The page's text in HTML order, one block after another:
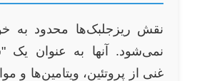
نقش ریزجلبک‌ها محدود به
نمی‌شود. آنها به عنوان یک
غنی از پروتئین، ویتامین‌ها و